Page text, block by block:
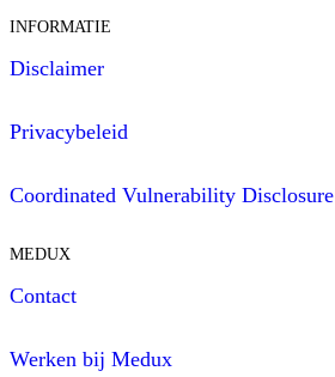
INFORMATIE
Disclaimer
Privacybeleid
Coordinated Vulnerability Disclosure
MEDUX
Contact
Werken bij Medux